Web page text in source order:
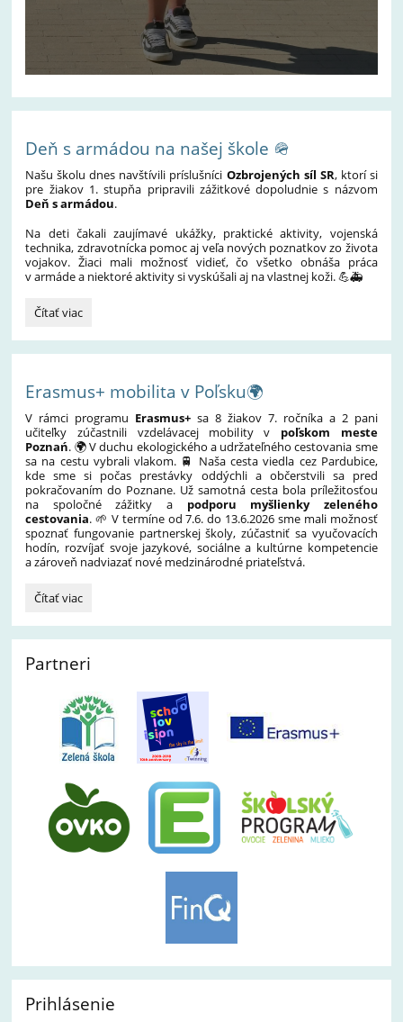
Deň s armádou na našej škole 🪖
Našu školu dnes navštívili príslušníci Ozbrojených síl SR, ktorí si
pre žiakov 1. stupňa pripravili zážitkové dopoludnie s názvom
Deň s armádou.
Na deti čakali zaujímavé ukážky, praktické aktivity, vojenská
technika, zdravotnícka pomoc aj veľa nových poznatkov zo života
vojakov. Žiaci mali možnosť vidieť, čo všetko obnáša práca
v armáde a niektoré aktivity si vyskúšali aj na vlastnej koži. 💪🚑
Deň
armádou
škole
Čítať viac
Erasmus+ mobilita v Poľsku🌍
V rámci programu Erasmus+ sa 8 žiakov 7. ročníka a 2 pani
učiteľky zúčastnili vzdelávacej mobility v poľskom meste
Poznań. 🌍 V duchu ekologického a udržateľného cestovania sme
sa na cestu vybrali vlakom. 🚆 Naša cesta viedla cez Pardubice,
kde sme si počas prestávky oddýchli a občerstvili sa pred
pokračovaním do Poznane. Už samotná cesta bola príležitosťou
na spoločné zážitky a podporu myšlienky zeleného
cestovania. 🌱 V termíne od 7.6. do 13.6.2026 sme mali možnosť
spoznať fungovanie partnerskej školy, zúčastniť sa vyučovacích
hodín, rozvíjať svoje jazykové, sociálne a kultúrne kompetencie
a zároveň nadviazať nové medzinárodné priateľstvá.
Erasmus+
v
🌍:
Čítať viac
Partneri
Prihlásenie